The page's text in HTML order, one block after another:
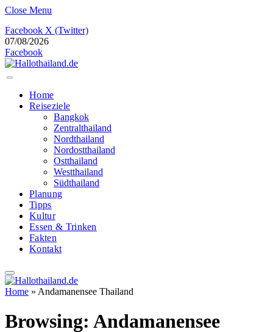
Close Menu
Facebook X (Twitter)
07/08/2026
Facebook
Home
Reiseziele
Bangkok
Zentralthailand
Nordthailand
Nordostthailand
Ostthailand
Westthailand
Südthailand
Planung
Tipps
Kultur
Essen & Trinken
Fakten
Kontakt
Home » Andamanensee Thailand
Browsing: Andamanensee